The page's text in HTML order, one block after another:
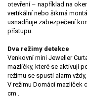
otevření – například na
vertikální nebo šikmá
usnadňuje zabezpečení
přístupu.
Dva režimy detekce
Venkovní mini Jeweller
mazlíčky, které se aktivují
režimu se spustí alarm
V režimu Domácí mazlíček
cm .